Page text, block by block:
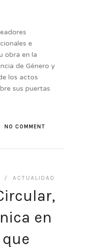
e
obra en la
de Género y
los actos
sus puertas
NO COMMENT
/ ACTUALIDAD
en